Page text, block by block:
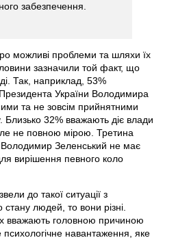
забезпечення.
можливі проблеми та шляхи їх
зазначили той факт, що
Так, наприклад, 53%
України Володимира
та не зовсім прийнятними
Близько 32% вважають діє влади
не повною мірою. Третина
Зеленський не має
вирішення певного коло
до такої ситуації з
людей, то вони різні.
вважають головною причиною
психологічне навантаження, яке